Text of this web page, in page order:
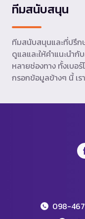
ทีมสนับสนุน
ทีมสนับสนุนและที่ปรึก
ดูแลและให้คำแนะนำ
หลายช่องทาง ทั้งเบอ
กรอกข้อมูลข้างๆ นี้ เ
098-